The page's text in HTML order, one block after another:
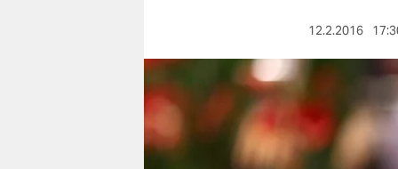
berlin
nord
wahrheit
12.2.2016